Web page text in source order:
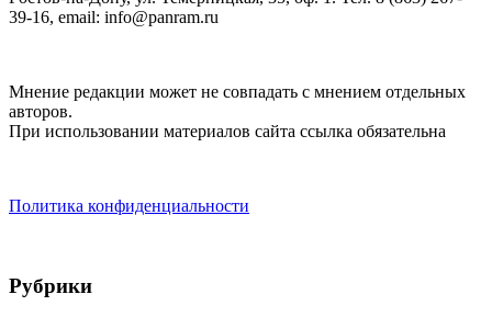
39-16, email: info@panram.ru
Мнение редакции может не совпадать с мнением отдельных
авторов.
При использовании материалов сайта ссылка обязательна
Политика конфиденциальности
Рубрики